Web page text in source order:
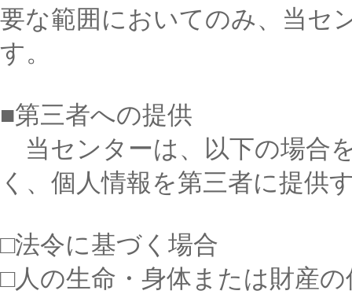
要な範囲においてのみ、当セ
す。
■第三者への提供
当センターは、以下の場合
く、個人情報を第三者に提供
□法令に基づく場合
□人の生命・身体または財産